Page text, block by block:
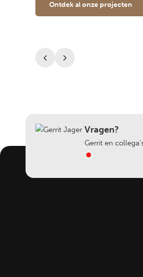
Ontdek al onze projecten
Vragen?
Gerrit en